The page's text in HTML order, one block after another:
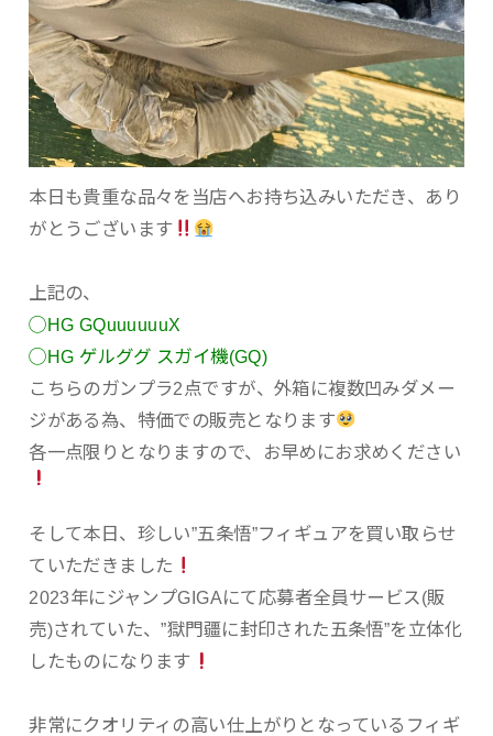
本日も貴重な品々を当店へお持ち込みいただき、あり
がとうございます
上記の、
◯HG GQuuuuuuX
◯HG ゲルググ スガイ機(GQ)
こちらのガンプラ2点ですが、外箱に複数凹みダメー
ジがある為、特価での販売となります
各一点限りとなりますので、お早めにお求めください
そして本日、珍しい”五条悟”フィギュアを買い取らせ
ていただきました
2023年にジャンプGIGAにて応募者全員サービス(販
売)されていた、”獄門疆に封印された五条悟”を立体化
したものになります
非常にクオリティの高い仕上がりとなっているフィギ